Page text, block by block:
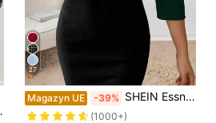
27
Magazyn UE -39% SHEIN Essnce Damska swobodna, jednokolorowa, krótka kurtka, jesień
(1000+)